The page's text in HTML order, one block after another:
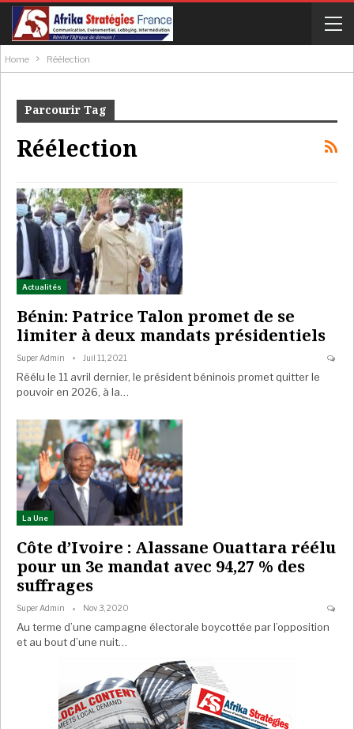
Home Réélection
Parcourir Tag
Réélection
Actualités
Bénin: Patrice Talon promet de se
limiter à deux mandats présidentiels
Super Admin Juil 11, 2021
Réélu le 11 avril dernier, le président béninois promet quitter le
pouvoir en 2026, à la…
La Une
Côte d’Ivoire : Alassane Ouattara réélu
pour un 3e mandat avec 94,27 % des
suffrages
Super Admin Nov 3, 2020
Au terme d’une campagne électorale boycottée par l’opposition
et au bout d’une nuit…